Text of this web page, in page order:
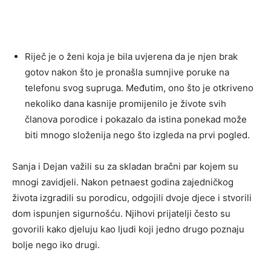
Riječ je o ženi koja je bila uvjerena da je njen brak
gotov nakon što je pronašla sumnjive poruke na
telefonu svog supruga. Međutim, ono što je otkriveno
nekoliko dana kasnije promijenilo je živote svih
članova porodice i pokazalo da istina ponekad može
biti mnogo složenija nego što izgleda na prvi pogled.
Sanja i Dejan važili su za skladan bračni par kojem su
mnogi zavidjeli. Nakon petnaest godina zajedničkog
života izgradili su porodicu, odgojili dvoje djece i stvorili
dom ispunjen sigurnošću. Njihovi prijatelji često su
govorili kako djeluju kao ljudi koji jedno drugo poznaju
bolje nego iko drugi.